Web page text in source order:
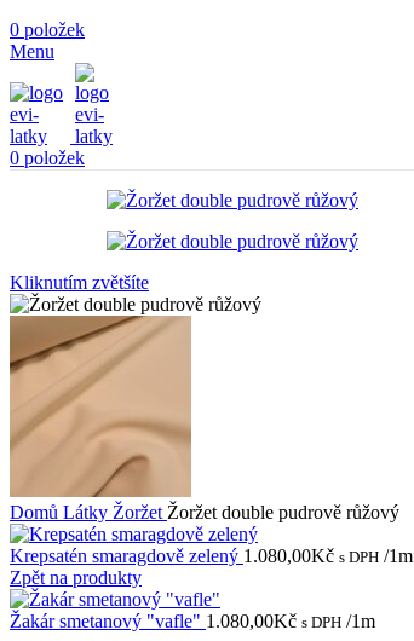
0 položek
Menu
0 položek
Kliknutím zvětšíte
Domů Látky Žoržet Žoržet double pudrově růžový
Krepsatén smaragdově zelený 1.080,00Kč s DPH /1m
Zpět na produkty
Žakár smetanový "vafle" 1.080,00Kč s DPH /1m